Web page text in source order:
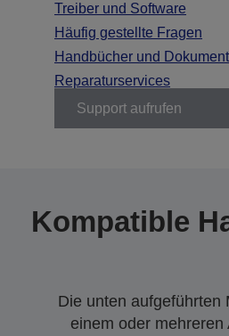
Treiber und Software
Häufig gestellte Fragen
Handbücher und
Reparaturservices
Support aufrufen
Kompatible
Die unten aufgeführten
einem oder mehreren